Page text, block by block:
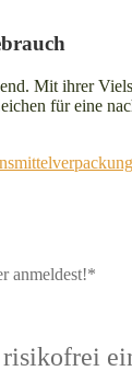
Mit ihrer
für eine
anmeldest!*
risikofrei